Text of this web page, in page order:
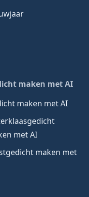
maken met AI
maken met AI
met AI
maken met